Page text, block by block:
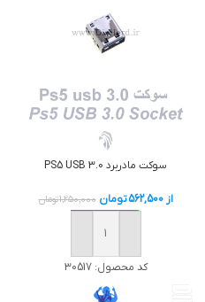
سوکت مادربرد PS5 USB 3.0
از562,500تومان 1,250,000تومان
خرید
کد محصول:30517